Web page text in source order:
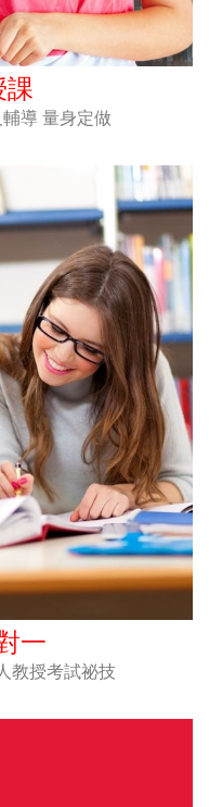
課​
導 量身定做​
一​
教授考試祕技​